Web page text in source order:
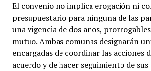
El convenio no implica erogación ni
presupuestario para ninguna de las
una vigencia de dos años,
mutuo. Ambas comunas designarán
encargadas de coordinar las acciones
acuerdo y de hacer seguimiento de